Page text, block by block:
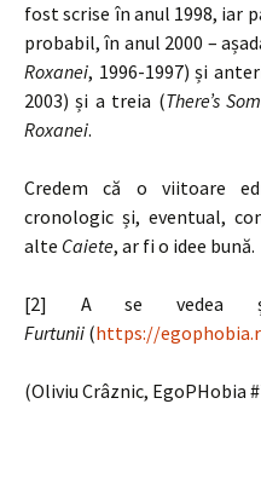
fost scrise în anul 1998, iar
probabil, în anul 2000 –
Roxanei, 1996-1997) și
2003) și a treia (There’s
Roxanei.
Credem că o viitoare
cronologic și, eventual,
alte Caiete, ar fi o idee bună.
[2] A se vedea
Furtunii (https://
(Oliviu Crâznic, EgoPHobia